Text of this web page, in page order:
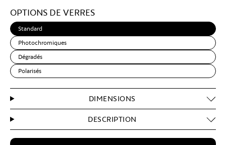
Brown
OPTIONS DE VERRES
Standard
Photochromiques
Dégradés
Polarisés
DIMENSIONS
DESCRIPTION